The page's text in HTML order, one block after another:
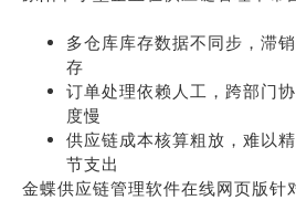
多仓库库存数据不同步，滞
存
订单处理依赖人工，跨部门
度慢
供应链成本核算粗放，难以
节支出
金蝶供应链管理软件在线网页版针